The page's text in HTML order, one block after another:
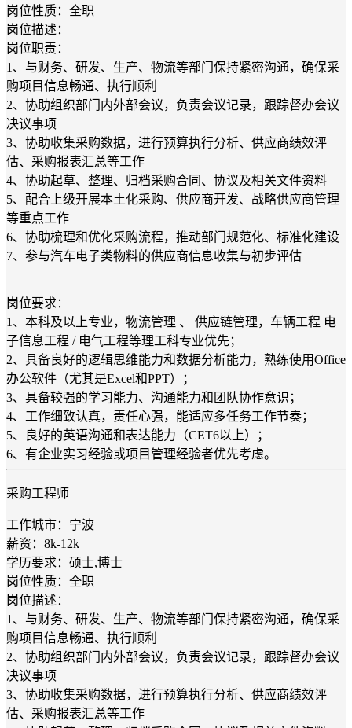
岗位性质：全职
岗位描述：
岗位职责：
1、与财务、研发、生产、物流等部门保持紧密沟通，确保采
购项目信息畅通、执行顺利
2、协助组织部门内外部会议，负责会议记录，跟踪督办会议
决议事项
3、协助收集采购数据，进行预算执行分析、供应商绩效评
估、采购报表汇总等工作
4、协助起草、整理、归档采购合同、协议及相关文件资料
5、配合上级开展本土化采购、供应商开发、战略供应商管理
等重点工作
6、协助梳理和优化采购流程，推动部门规范化、标准化建设
7、参与汽车电子类物料的供应商信息收集与初步评估
岗位要求：
1、本科及以上专业，物流管理 、 供应链管理，车辆工程 电
子信息工程 / 电气工程等理工科专业优先；
2、具备良好的逻辑思维能力和数据分析能力，熟练使用Office
办公软件（尤其是Excel和PPT）；
3、具备较强的学习能力、沟通能力和团队协作意识；
4、工作细致认真，责任心强，能适应多任务工作节奏；
5、良好的英语沟通和表达能力（CET6以上）；
6、有企业实习经验或项目管理经验者优先考虑。
采购工程师
工作城市：宁波
薪资：8k-12k
学历要求：硕士,博士
岗位性质：全职
岗位描述：
1、与财务、研发、生产、物流等部门保持紧密沟通，确保采
购项目信息畅通、执行顺利
2、协助组织部门内外部会议，负责会议记录，跟踪督办会议
决议事项
3、协助收集采购数据，进行预算执行分析、供应商绩效评
估、采购报表汇总等工作